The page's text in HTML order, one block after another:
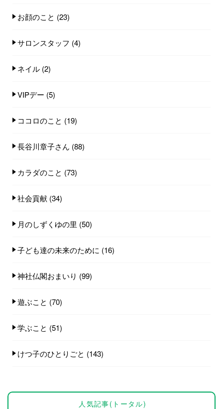
お顔のこと (23)
サロンスタッフ (4)
ネイル (2)
VIPデー (5)
ココロのこと (19)
長谷川章子さん (88)
カラダのこと (73)
社会貢献 (34)
月のしずくゆの里 (50)
子ども達の未来のために (16)
神社仏閣おまいり (99)
遊ぶこと (70)
学ぶこと (51)
けつ子のひとりごと (143)
人気記事(トータル)